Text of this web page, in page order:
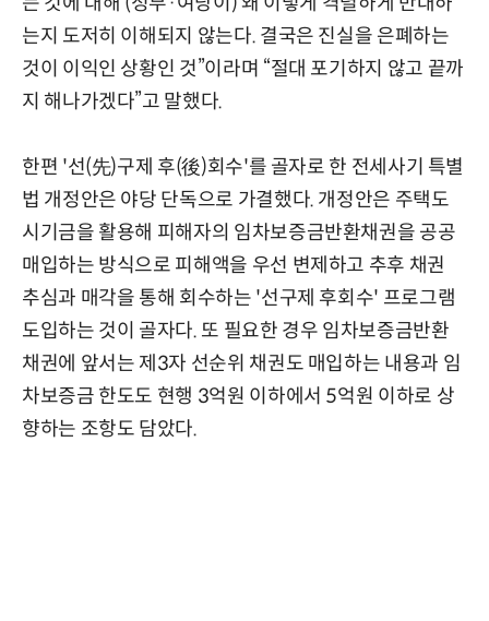
는지 도저히 이해되지 않는다. 결국은 진실을 은폐하는
것이 이익인 상황인 것”이라며 “절대 포기하지 않고 끝까
지 해나가겠다”고 말했다.
한편 '선(先)구제 후(後)회수'를 골자로 한 전세사기 특별
법 개정안은 야당 단독으로 가결했다. 개정안은 주택도
시기금을 활용해 피해자의 임차보증금반환채권을 공공
매입하는 방식으로 피해액을 우선 변제하고 추후 채권
추심과 매각을 통해 회수하는 '선구제 후회수' 프로그램
도입하는 것이 골자다. 또 필요한 경우 임차보증금반환
채권에 앞서는 제3자 선순위 채권도 매입하는 내용과 임
차보증금 한도도 현행 3억원 이하에서 5억원 이하로 상
향하는 조항도 담았다.